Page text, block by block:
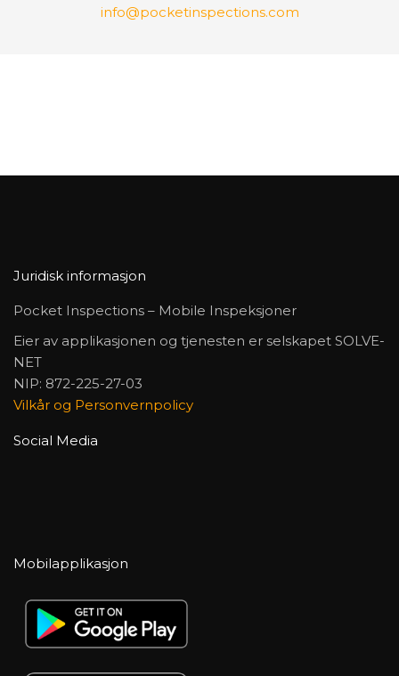
info@pocketinspections.com
Juridisk informasjon
Pocket Inspections – Mobile Inspeksjoner
Eier av applikasjonen og tjenesten er selskapet SOLVE-
NET
NIP: 872-225-27-03
Vilkår og Personvernpolicy
Social Media
Mobilapplikasjon